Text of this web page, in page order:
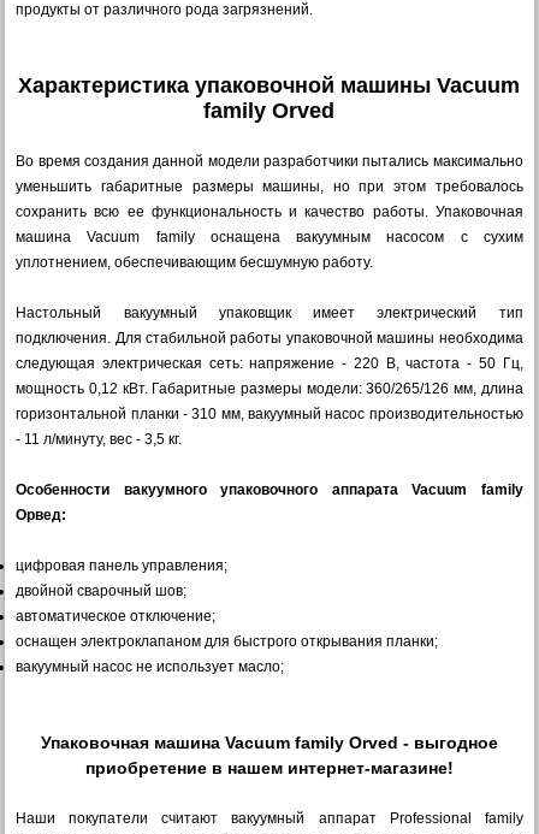
продукты от различного рода загрязнений.
Характеристика упаковочной машины Vacuum
family Orved
Во время создания данной модели разработчики пытались максимально
уменьшить габаритные размеры машины, но при этом требовалось
сохранить всю ее функциональность и качество работы. Упаковочная
машина Vacuum family оснащена вакуумным насосом с сухим
уплотнением, обеспечивающим бесшумную работу.
Настольный вакуумный упаковщик имеет электрический тип
подключения. Для стабильной работы упаковочной машины необходима
следующая электрическая сеть: напряжение - 220 В, частота - 50 Гц,
мощность 0,12 кВт. Габаритные размеры модели: 360/265/126 мм, длина
горизонтальной планки - 310 мм, вакуумный насос производительностью
- 11 л/минуту, вес - 3,5 кг.
Особенности вакуумного упаковочного аппарата Vacuum family
Орвед:
цифровая панель управления;
двойной сварочный шов;
автоматическое отключение;
оснащен электроклапаном для быстрого открывания планки;
вакуумный насос не использует масло;
Упаковочная машина Vacuum family Orved - выгодное
приобретение в нашем интернет-магазине!
Наши покупатели считают вакуумный аппарат Professional family